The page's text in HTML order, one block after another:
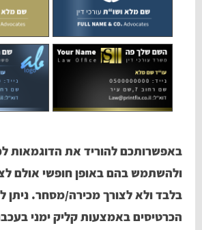
באפשרותכם להוריד את הדוגמאות
ולהשתמש בהם באופן חופשי אולם
בלבד ולא לצורך מכירה/מסחר. ניתן
הכרטיסים באמצעות קליק ימני